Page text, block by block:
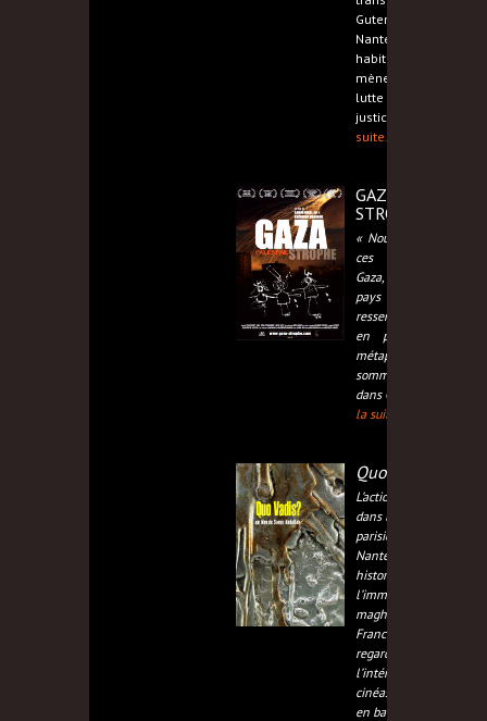
Gutenberg de
Nanterre, les
habitants
mènent une
lutte pour que
justice,
suite...
GAZA-
STROPHE
« Nous rapportons
ces images de
Gaza, Palestine, ce
pays qui
ressemble de plus
en plus à une
métaphore. Nous
sommes rentrés
dans Gaza au ,
la suite...
Quo Vadis?
L’action démarre
dans la banlieue
parisienne, à
Nanterre, ville
historique de
l’immigration
maghrébine en
France. C’est un
regard de
l’intérieur d’un
cinéaste qui réside
en banlieue de,